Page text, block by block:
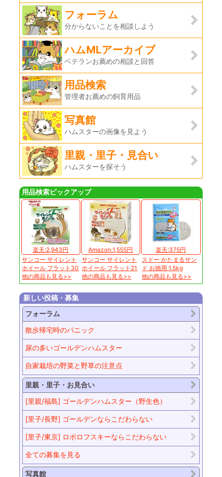
フォーラム
分からないことを相談しよう
ハムMLアーカイブ
ベテランお薦めの相談と回答
用品検索
管理者お薦めの飼育用品
写真館
ハムスターの画像を見よう
里親・里子・見合い
ハムスターを探そう
用品検索ピックアップ
楽天:2,943円
サンコー サイレント
ホイール フラット30
他の商品も見る>>
Amazon:1,555円
サンコー サイレント
ホイール フラット21
他の商品も見る>>
楽天:375円
スドー かたまるサン
ド お徳用 1.5kg
他の商品も見る>>
新しい投稿・募集
フォーラム
散歩帰宅時のパニック
尿の多いゴールデンハムスター
自家栽培の野菜と野草の注意点
里親・里子・お見合い
[里親/福島] ゴールデンハムスター（野生色）
[里子/長野] ゴールデンならこだわらない
[里子/東京] ロボロフスキーならこだわらない
全ての募集を見る
写真館